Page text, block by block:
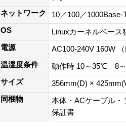
ネットワーク
10／100／1000Base-
OS
Linuxカーネルベース
電源
AC100-240V 160W
温湿度条件
動作時 10～35℃ 8～
サイズ
356mm(D) ×
同梱物
本体・ACケーブル・
保証書